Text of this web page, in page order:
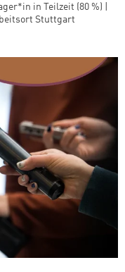
in Teilzeit (80 %) |
Stuttgart